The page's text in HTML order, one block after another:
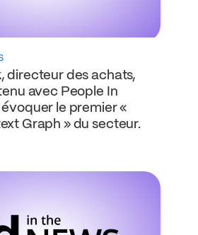
directeur des achats,
avec People In
le premier «
Graph » du secteur.